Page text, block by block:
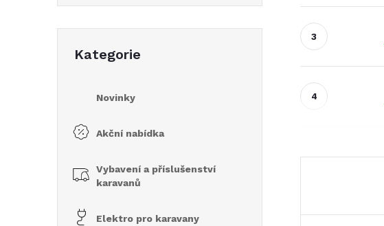
p
kategorie
Kategorie
Novinky
Akční nabídka
Vybavení a příslušenství
karavanů
Elektro pro karavany